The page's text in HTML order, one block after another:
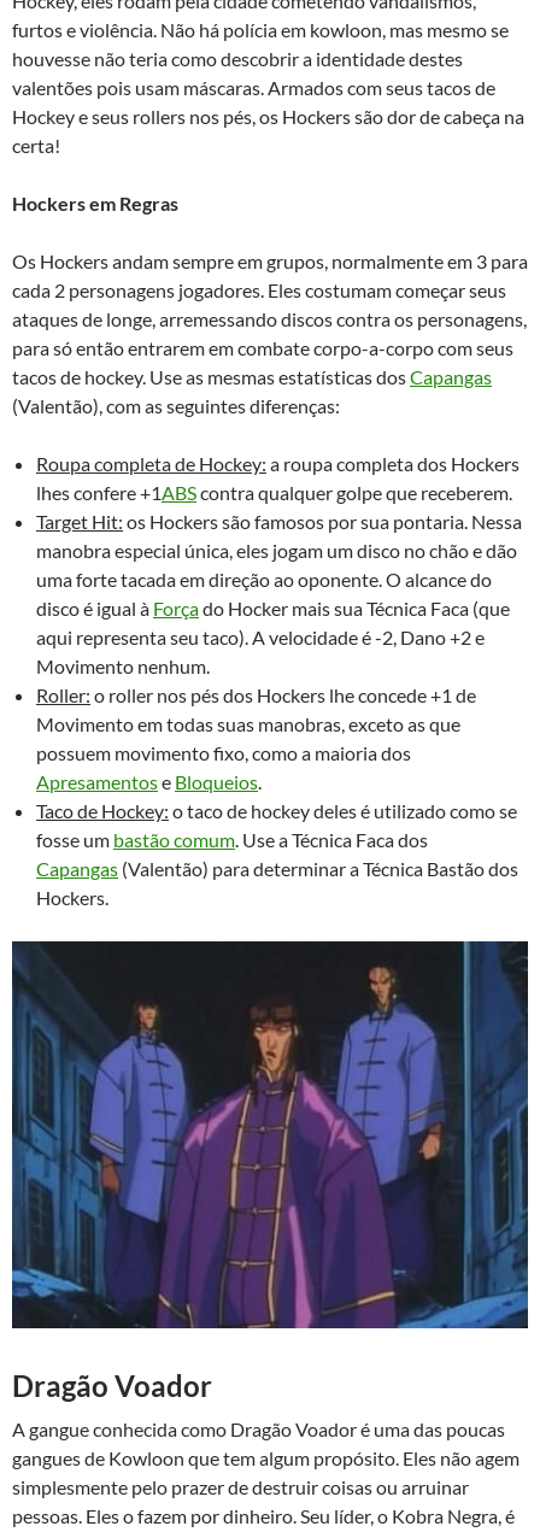
furtos e violência. Não há polícia em kowloon, mas mesmo se
houvesse não teria como descobrir a identidade destes
valentões pois usam máscaras. Armados com seus tacos de
Hockey e seus rollers nos pés, os Hockers são dor de cabeça na
certa!
Hockers em Regras
Os Hockers andam sempre em grupos, normalmente em 3 para
cada 2 personagens jogadores. Eles costumam começar seus
ataques de longe, arremessando discos contra os personagens,
para só então entrarem em combate corpo-a-corpo com seus
tacos de hockey. Use as mesmas estatísticas dosCapangas
(Valentão), com as seguintes diferenças:
Roupa completa de Hockey: a roupa completa dos Hockers
lhes confere +1ABScontra qualquer golpe que receberem.
Target Hit: os Hockers são famosos por sua pontaria. Nessa
manobra especial única, eles jogam um disco no chão e dão
uma forte tacada em direção ao oponente. O alcance do
disco é igual à Forçado Hocker mais sua Técnica Faca (que
aqui representa seu taco). A velocidade é -2, Dano +2 e
Movimento nenhum.
Roller: o roller nos pés dos Hockers lhe concede +1 de
Movimento em todas suas manobras, exceto as que
possuem movimento fixo, como a maioria dos
Apresamentose Bloqueios.
Taco de Hockey: o taco de hockey deles é utilizado como se
fosse um bastão comum. Use a Técnica Faca dos
Capangas (Valentão) para determinar a Técnica Bastão dos
Hockers.
Dragão Voador
A gangue conhecida como Dragão Voador é uma das poucas
gangues de Kowloon que tem algum propósito. Eles não agem
simplesmente pelo prazer de destruir coisas ou arruinar
pessoas. Eles o fazem por dinheiro. Seu líder, o Kobra Negra, é